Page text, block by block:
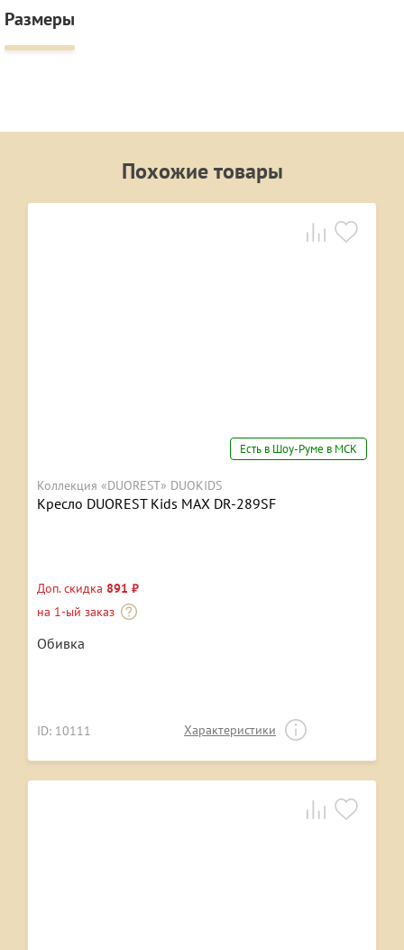
Размеры
Похожие товары
Есть в Шоу-Руме в МСК
Коллекция «DUOREST» DUOKIDS
Кресло DUOREST Kids MAX DR-289SF
Доп. скидка 891 ₽
на 1-ый заказ
Обивка
ID: 10111 Характеристики